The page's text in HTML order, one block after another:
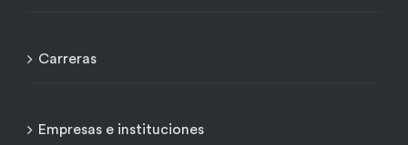
Carreras
Empresas e instituciones